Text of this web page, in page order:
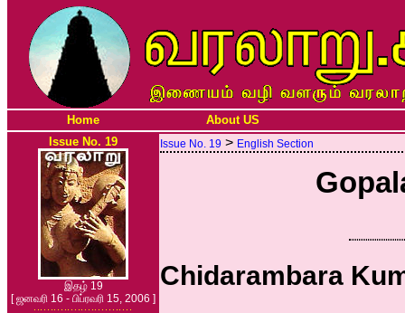
Home
About US
Issue No. 19
இதழ் 19
[ ஜனவரி 16 - பிப்ரவரி 15, 2006 ]
Issue No. 19 > English Section
Chidarambara